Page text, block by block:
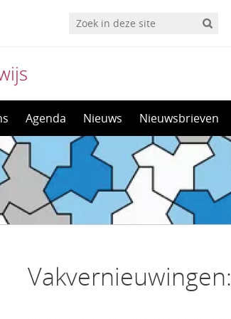
Agenda Nieuws Nieuwsbrieven